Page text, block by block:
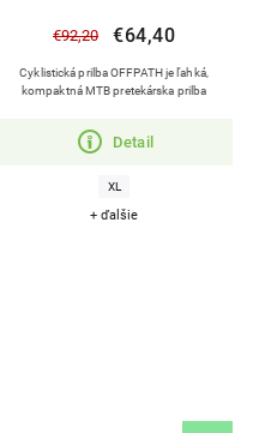
€92,20 €64,40
Detail
Cyklistická prilba OFFPATH je ľahká,
kompaktná MTB pretekárska prilba
XL
+ ďalšie